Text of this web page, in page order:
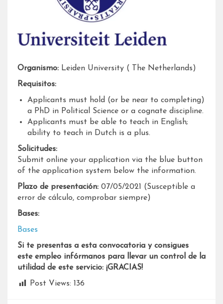
Organismo: Leiden University ( The Netherlands)
Requisitos:
Applicants must hold (or be near to completing)
a PhD in Political Science or a cognate discipline.
Applicants must be able to teach in English;
ability to teach in Dutch is a plus.
Solicitudes:
Submit online your application via the blue button
of the application system below the information.
Plazo de presentación: 07/05/2021 (Susceptible a
error de cálculo, comprobar siempre)
Bases:
Bases
Si te presentas a esta convocatoria y consigues
este empleo infórmanos para llevar un control de la
utilidad de este servicio: ¡GRACIAS!
Post Views: 136